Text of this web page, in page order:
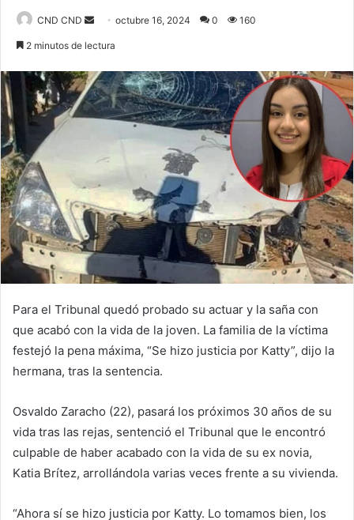
CND CND
Sendoctubre 16, 2024 0 160
2 minutos de lectura
Para el Tribunal quedó probado su actuar y la saña con
que acabó con la vida de la joven. La familia de la víctima
festejó la pena máxima, “Se hizo justicia por Katty”, dijo la
hermana, tras la sentencia.
Osvaldo Zaracho (22), pasará los próximos 30 años de su
vida tras las rejas, sentenció el Tribunal que le encontró
culpable de haber acabado con la vida de su ex novia,
Katia Brítez, arrollándola varias veces frente a su vivienda.
“Ahora sí se hizo justicia por Katty. Lo tomamos bien, los